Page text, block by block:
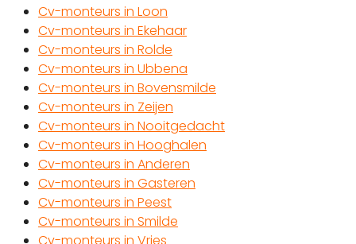
Cv-monteurs in Loon
Cv-monteurs in Ekehaar
Cv-monteurs in Rolde
Cv-monteurs in Ubbena
Cv-monteurs in Bovensmilde
Cv-monteurs in Zeijen
Cv-monteurs in Nooitgedacht
Cv-monteurs in Hooghalen
Cv-monteurs in Anderen
Cv-monteurs in Gasteren
Cv-monteurs in Peest
Cv-monteurs in Smilde